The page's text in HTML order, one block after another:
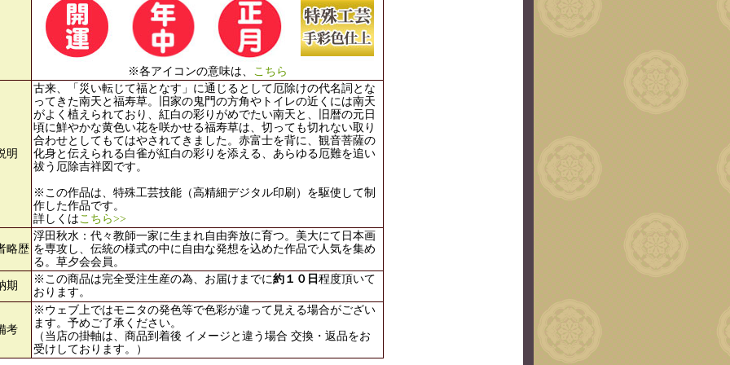
※各アイコンの意味は、 こちら
明
古来、「災い転じて福となす」に通じるとして厄除けの代名詞とな
ってきた南天と福寿草。旧家の鬼門の方角やトイレの近くには南天
がよく植えられており、紅白の彩りがめでたい南天と、旧暦の元日
頃に鮮やかな黄色い花を咲かせる福寿草は、切っても切れない取り
合わせとしてもてはやされてきました。赤富士を背に、観音菩薩の
化身と伝えられる白雀が紅白の彩りを添える、あらゆる厄難を追い
祓う厄除吉祥図です。
※この作品は、特殊工芸技能（高精細デジタル印刷）を駆使して制
作した作品です。
詳しくはこちら>>
略歴
浮田秋水：代々教師一家に生まれ自由奔放に育つ。美大にて日本画
を専攻し、伝統の様式の中に自由な発想を込めた作品で人気を集め
る。草夕会会員。
期
※この商品は完全受注生産の為、お届けまでに約１０日 程度頂いて
おります。
考
※ウェブ上ではモニタの発色等で色彩が違って見える場合がござい
ます。予めご了承ください。
（当店の掛軸は、商品到着後 イメージと違う場合 交換・返品をお
受けしております。）